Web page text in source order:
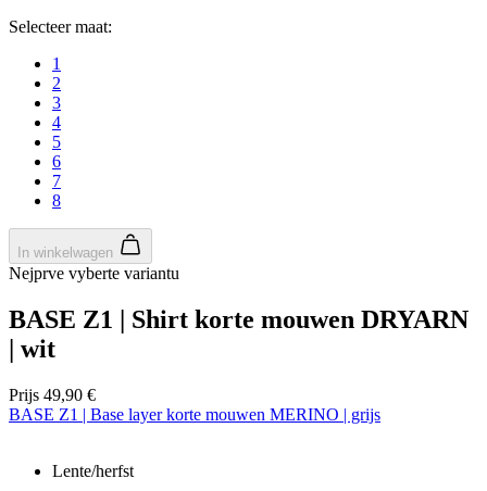
Selecteer maat:
1
2
3
4
5
6
7
8
In winkelwagen
Nejprve vyberte variantu
BASE Z1 | Shirt korte mouwen DRYARN
| wit
Prijs 49,90 €
BASE Z1 | Base layer korte mouwen MERINO | grijs
Lente/herfst